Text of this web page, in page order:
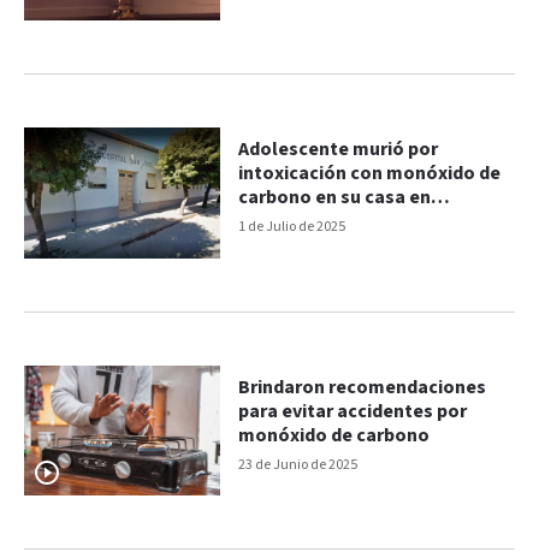
1 de Julio de 2025
Adolescente murió por
intoxicación con monóxido de
carbono en su casa en
Diamante
23 de Junio de 2025
Brindaron recomendaciones
para evitar accidentes por
monóxido de carbono